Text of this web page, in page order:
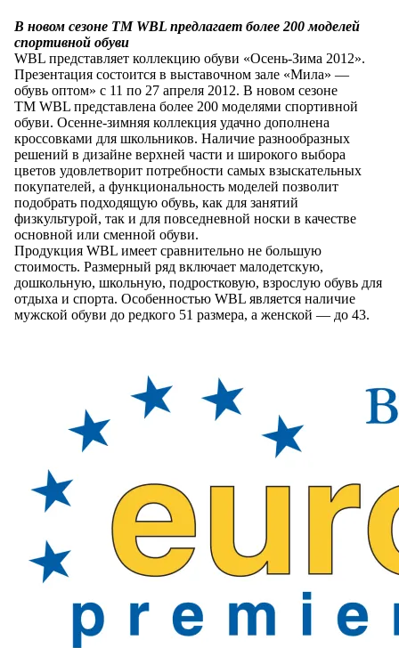
В новом сезоне ТМ WBL предлагает более 200 моделей
спортивной обуви
WBL представляет коллекцию обуви «Осень-Зима 2012».
Презентация состоится в выставочном зале «Мила» —
обувь оптом» с 11 по 27 апреля 2012. В новом сезоне
ТМ WBL представлена более 200 моделями спортивной
обуви. Осенне-зимняя коллекция удачно дополнена
кроссовками для школьников. Наличие разнообразных
решений в дизайне верхней части и широкого выбора
цветов удовлетворит потребности самых взыскательных
покупателей, а функциональность моделей позволит
подобрать подходящую обувь, как для занятий
физкультурой, так и для повседневной носки в качестве
основной или сменной обуви.
Продукция WBL имеет сравнительно не большую
стоимость. Размерный ряд включает малодетскую,
дошкольную, школьную, подростковую, взрослую обувь для
отдыха и спорта. Особенностью WBL является наличие
мужской обуви до редкого 51 размера, а женской — до 43.